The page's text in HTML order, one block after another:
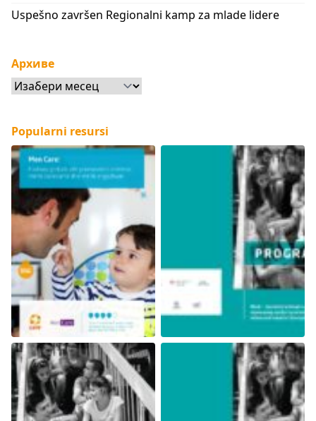
Uspešno završen Regionalni kamp za mlade lidere
Архиве
Архиве
Popularni resursi